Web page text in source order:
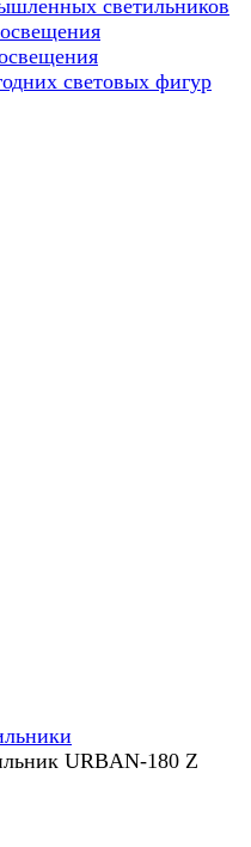
светильников
световых фигур
URBAN-180 Z